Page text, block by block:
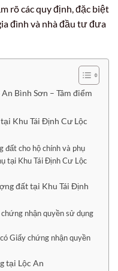
rõ các quy định, đặc biệt
đình và nhà đầu tư đưa
Bình Sơn – Tâm điểm
Khu Tái Định Cư Lộc
đất cho hộ chính và phụ
tại Khu Tái Định Cư Lộc
đất tại Khu Tái Định
nhận quyền sử dụng
Giấy chứng nhận quyền
tại Lộc An